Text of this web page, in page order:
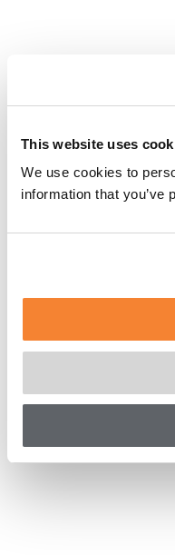
This website uses
We use cookies to
information that you’ve